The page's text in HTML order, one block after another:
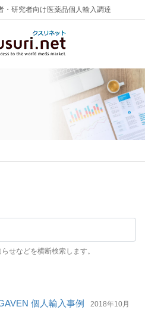
・研究者向け医薬品個人輸入調達
せなどを横断検索します。
個人輸入事例
2018年10月